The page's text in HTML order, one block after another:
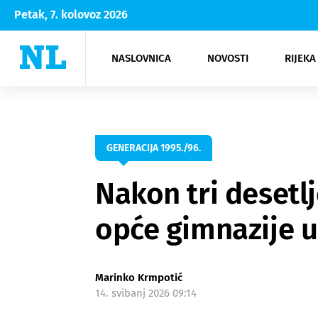
Petak, 7. kolovoz 2026
NASLOVNICA NOVOSTI
Rijeka Opatija
NK
Moda
Kultura
GENERACIJA 1995./96.
Nakon tri
opće gimnazije
Marinko Krmpotić
14. svibanj 2026 09:14